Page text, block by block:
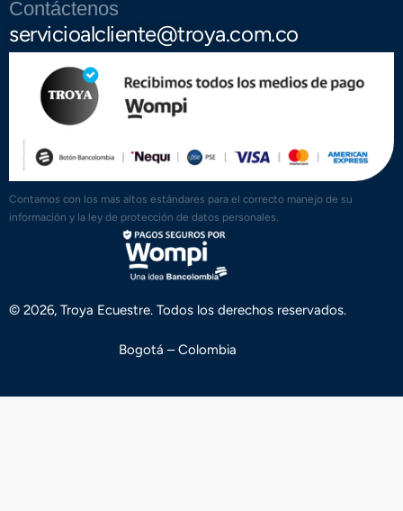
Contáctenos
servicioalcliente@troya.com.co
Contamos con los mas altos estándares para el correcto manejo de su
información y la ley de protección de datos personales.
© 2026, Troya Ecuestre. Todos los derechos reservados.
Bogotá – Colombia